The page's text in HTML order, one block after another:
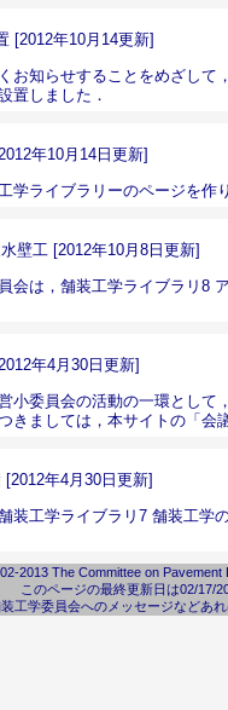
[2012年10月14更新]
お知らせすることをめざして
置しました．
年10月14日更新]
学ライブラリーのページを作
壁工 [2012年10月8日更新]
会は， 舗装工学ライブラリ8
年4月30日更新]
小委員会の活動の一環として
きましては， 本サイトの「会
年4月30日更新]
装工学ライブラリ7 舗装工学
2013 The Committee on Pavement
このページの最終更新日は02/17/
工学委員会へのメッセージなどあ